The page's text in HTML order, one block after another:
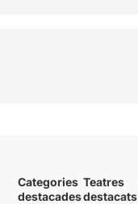
Categories
destacades
Teatres
destacats